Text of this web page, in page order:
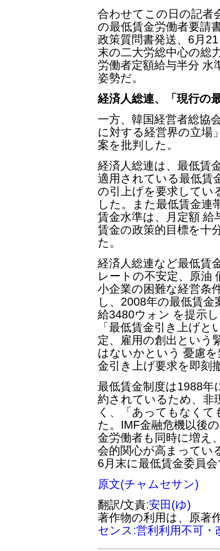
合わせてこの日の記者
の最低賃金労働者要請
政策質問書発送、6月
末の二大労総中心の総
労働者定額給与半分
姿勢だ。
経済人総連、「現行の
一方、韓国経営者総協
に対する経営界の立場
案を批判した。
経済人総連は、最低賃
適用されている最低賃
の引上げを要求してい
した。また最低賃金連
賃金水準は、月定額 給
賃金の政策的目標を十
た。
経済人総連など最低賃
レートの不安定、原油
小企業の困難な経営条
し、2008年の最低賃
給3480ウォン を提示
「最低賃金引き上げ
定、雇用の創出という
はないかという 憂慮
金引き上げ要求を即刻
最低賃金制度は1988
約されているため、非
く、「あってもなく
た。IMF金融危機以後
金労働者も同時に増え
会的関心が高まってい
6月末に最低賃金委員
原文(チャムセサン)
翻訳/文責:安田(ゆ)
著作物の利用は、原著
センス:営利利用不可・